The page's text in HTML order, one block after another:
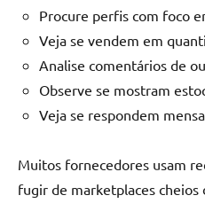
Procure perfis com foco
Veja se vendem em
Analise comentários de
Observe se mostram
Veja se respondem
Muitos fornecedores usam
fugir de marketplaces cheios